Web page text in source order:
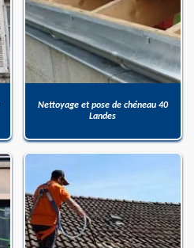
Nettoyage et pose de chéneau 40
Landes